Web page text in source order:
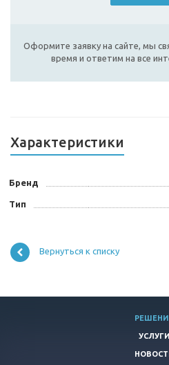
Оформите заявку на сайте, мы
время и ответим на все
Характеристики
Бренд
Тип
Вернуться к списку
УСЛУГИ